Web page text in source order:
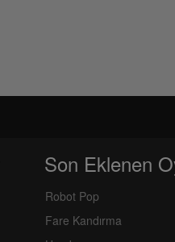
Son Eklenen
Robot Pop
Fare Kandırma